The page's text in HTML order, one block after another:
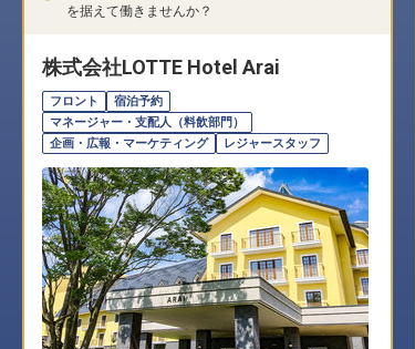
を据えて働きませんか？
株式会社LOTTE Hotel Arai
フロント
宿泊予約
マネージャー・支配人（料飲部門）
企画・広報・マーケティング
レジャースタッフ